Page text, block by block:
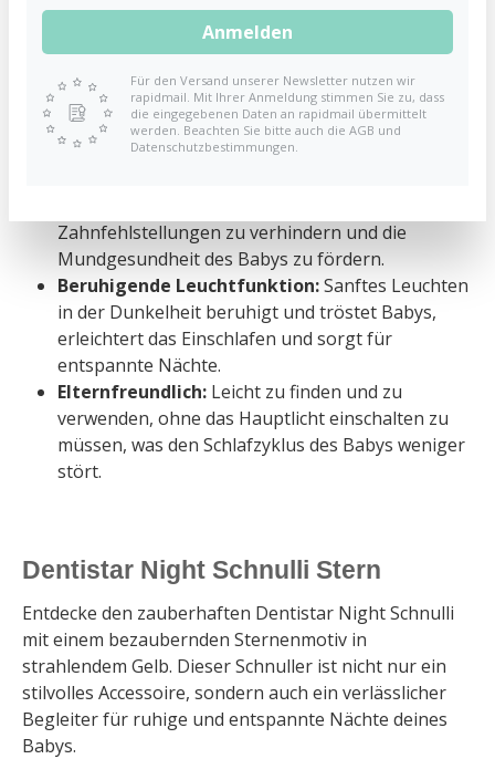
Sternenmotiv:Dentistar Night Schnulli in
strahlendem Gelb mit entzückendem
Zahnfehlstellungen zu verhindern und die
Mundgesundheit des Babys zu fördern.
Beruhigende Leuchtfunktion:Sanftes Leuchten
in der Dunkelheit beruhigt und tröstet Babys,
erleichtert das Einschlafen und sorgt für
entspannte Nächte.
Elternfreundlich: Leicht zu finden und zu
verwenden, ohne das Hauptlicht einschalten zu
müssen, was den Schlafzyklus des Babys weniger
stört.
Dentistar Night Schnulli Stern
Entdecke den zauberhaften Dentistar Night Schnulli
mit einem bezaubernden Sternenmotiv in
strahlendem Gelb. Dieser Schnuller ist nicht nur ein
stilvolles Accessoire, sondern auch ein verlässlicher
Begleiter für ruhige und entspannte Nächte deines
Babys.
Anmelden
Für den Versand unserer Newsletter nutzen wir
rapidmail. Mit Ihrer Anmeldung stimmen Sie zu, dass
die eingegebenen Daten an rapidmail übermittelt
werden. Beachten Sie bitte auch die AGB und
Datenschutzbestimmungen.